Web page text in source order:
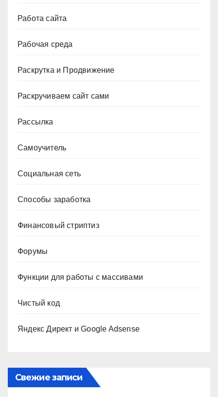
Работа сайта
Рабочая среда
Раскрутка и Продвижение
Раскручиваем сайт сами
Рассылка
Самоучитель
Социальная сеть
Способы заработка
Финансовый стриптиз
Форумы
Функции для работы с массивами
Чистый код
Яндекс Директ и Google Adsense
Свежие записи